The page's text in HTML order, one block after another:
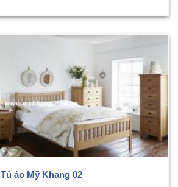
Tủ áo Mỹ Khang 02